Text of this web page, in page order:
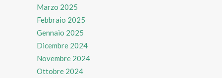
Marzo 2025
Febbraio 2025
Gennaio 2025
Dicembre 2024
Novembre 2024
Ottobre 2024